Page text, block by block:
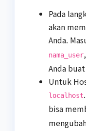
Pada
akan
Anda.
nama_user
Anda
Untuk
localhost
bisa